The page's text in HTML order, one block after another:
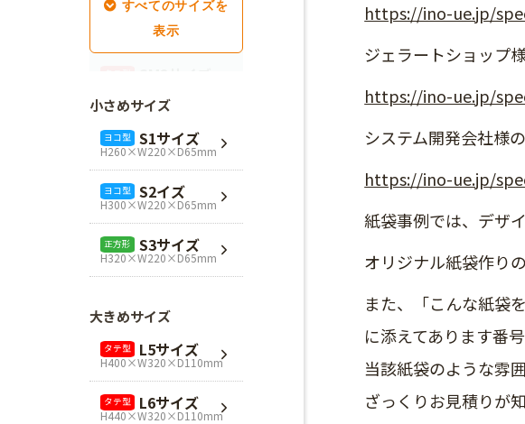
https://ino-ue.jp/
ジェラートショップ
https://ino-ue.jp/
システム開発会社様
https://ino-ue.jp/
紙袋事例では、デザ
オリジナル紙袋作り
また、「こんな紙袋
に添えてあります番
当該紙袋のような雰
ざっくりお見積りが
SM1サイズ
H280×W260×D100mm
SM3サイズ
H360×W260×D100mm
L4サイズ
H360×W320×D110mm
L1サイズ
H240×W320×D110mm
正方形 Mスクエア
H280×W280×D80mm
正方形 Lスクエア
H320×W320×D110mm
小さめサイズ
ヨコ型 S1サイズ
H260×W220×D65mm
ヨコ型 S2イズ
H300×W220×D65mm
正方形 S3サイズ
H320×W220×D65mm
大きめサイズ
タテ型 L5サイズ
H400×W320×D110mm
タテ型 L6サイズ
H440×W320×D110mm